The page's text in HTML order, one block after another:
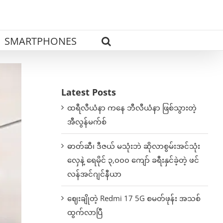
SMARTPHONES
Latest Posts
ထရီလီယံနာ ကနေ ဘီလီယံနာ ဖြစ်သွားတဲ့
အီလွန်မက်စ်
ဓာတ်ဆီ၊ ဒီဇယ် မသုံးဘဲ ဆိုလာစွမ်းအင်သုံး
လှေနဲ့ ရေမိုင် ၃,၀၀၀ ကျော် ခရီးနှင်ခဲ့တဲ့ ဖင်
လန်အင်ဂျင်နီယာ
ဈေးချိုတဲ့ Redmi 17 5G စမတ်ဖုန်း အသစ်
ထွက်လာပြီ